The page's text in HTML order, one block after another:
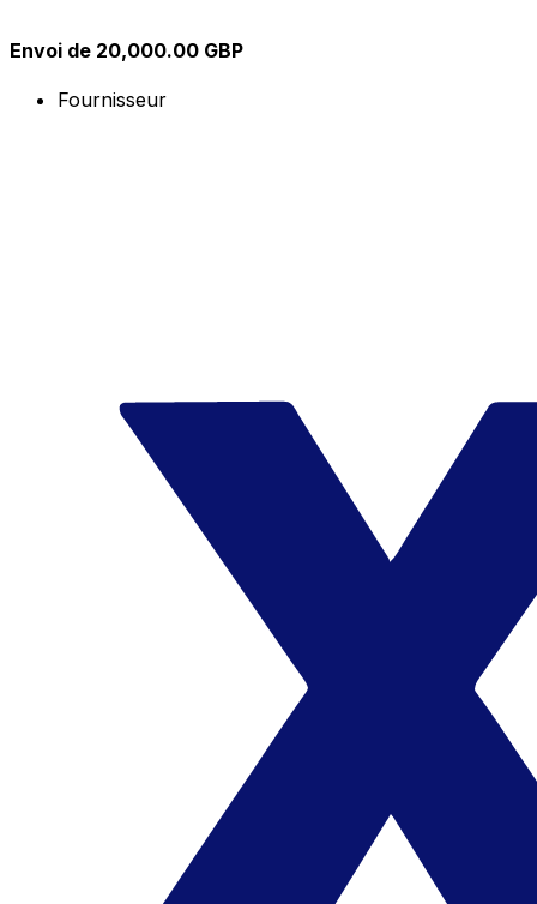
Envoi de 20,000.00 GBP
Fournisseur